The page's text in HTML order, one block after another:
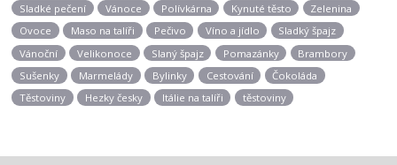
Sladké pečení Vánoce Polívkárna Kynuté těsto
Zelenina
Ovoce
Maso na talíři Pečivo Víno a jídlo
Sladký špajz
Vánoční
Velikonoce Slaný špajz Pomazánky
Brambory
Sušenky
Marmelády Bylinky Cestování
Čokoláda
Těstoviny
Hezky česky Itálie na talíři těstoviny